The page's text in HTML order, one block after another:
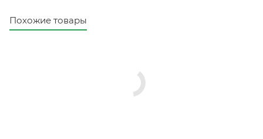
Похожие товары